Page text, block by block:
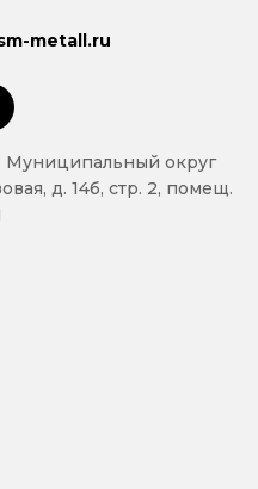
metall.ru
Муниципальный округ
д. 14б, стр. 2, помещ.